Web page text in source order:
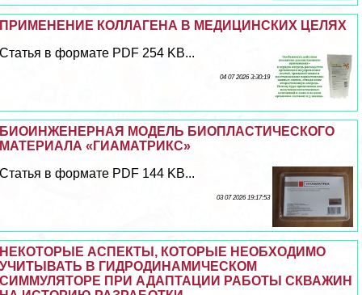
ПРИМЕНЕНИЕ КОЛЛАГЕНА В МЕДИЦИНСКИХ ЦЕЛЯХ
Статья в формате PDF 254 KB...
04 07 2026 3:30:19
БИОИНЖЕНЕРНАЯ МОДЕЛЬ БИОПЛАСТИЧЕСКОГО
МАТЕРИАЛА «ГИАМАТРИКС»
Статья в формате PDF 144 KB...
03 07 2026 19:17:53
НЕКОТОРЫЕ АСПЕКТЫ, КОТОРЫЕ НЕОБХОДИМО
УЧИТЫВАТЬ В ГИДРОДИНАМИЧЕСКОМ
СИММУЛЯТОРЕ ПРИ АДАПТАЦИИ РАБОТЫ СКВАЖИН